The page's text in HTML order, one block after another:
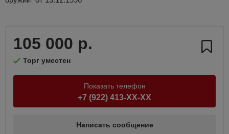
105 000 р.
Торг уместен
Показать телефон
+7 (922) 413-XX-XX
Написать сообщение